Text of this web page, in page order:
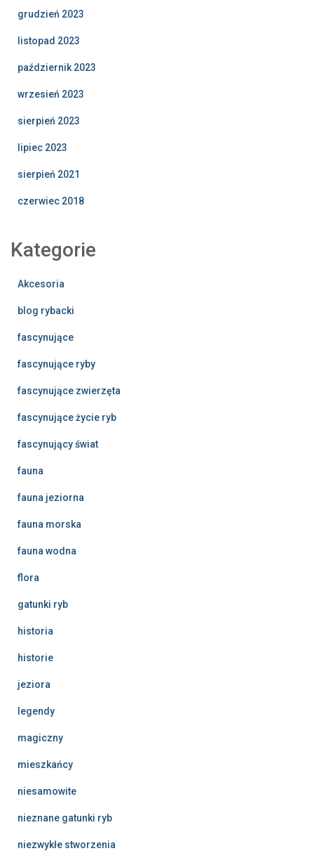
grudzień 2023
listopad 2023
październik 2023
wrzesień 2023
sierpień 2023
lipiec 2023
sierpień 2021
czerwiec 2018
Kategorie
Akcesoria
blog rybacki
fascynujące
fascynujące ryby
fascynujące zwierzęta
fascynujące życie ryb
fascynujący świat
fauna
fauna jeziorna
fauna morska
fauna wodna
flora
gatunki ryb
historia
historie
jeziora
legendy
magiczny
mieszkańcy
niesamowite
nieznane gatunki ryb
niezwykłe stworzenia